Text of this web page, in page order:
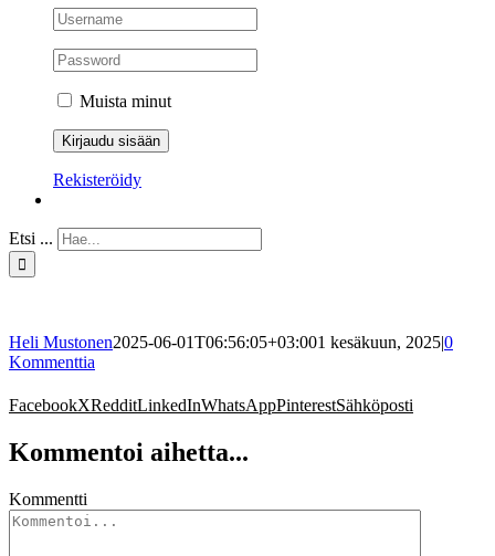
Muista minut
Rekisteröidy
Etsi ...
Heli Mustonen2025-06-01T06:56:05+03:001 kesäkuun, 2025|0
Kommenttia
FacebookXRedditLinkedInWhatsAppPinterestSähköposti
Kommentoi aihetta...
Kommentti